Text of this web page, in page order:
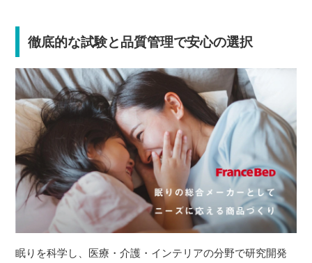
徹底的な試験と品質管理で安心の選択
眠りを科学し、医療・介護・インテリアの分野で研究開発